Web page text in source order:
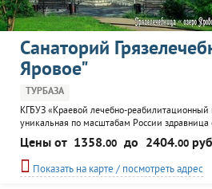
Санаторий
Яровое"
ТУРБАЗА
КГБУЗ «Краевой лечебно-реабилитационный
уникальная по масштабам России
стажем, сочетающая в себе многолетний опыт
высококвалифицированных специалистов и
природы.
Цены от 1358.00 до 2404.00
Показать на карте / посмотреть адрес